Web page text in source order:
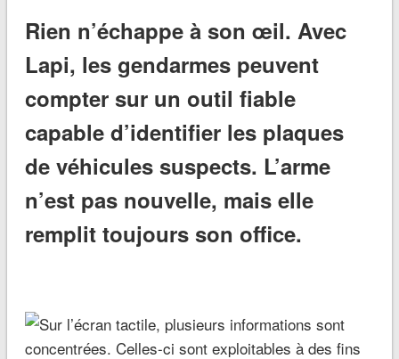
Rien n’échappe à son œil. Avec
Lapi, les gendarmes peuvent
compter sur un outil fiable
capable d’identifier les plaques
de véhicules suspects. L’arme
n’est pas nouvelle, mais elle
remplit toujours son office.